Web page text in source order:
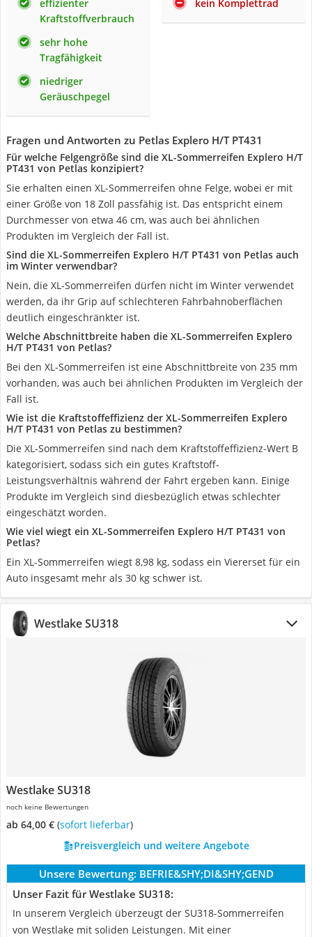
effizienter
Kraftstoffverbrauch
sehr hohe
Tragfähigkeit
niedriger
Geräuschpegel
kein Komplettrad
Fragen und Antworten zu Petlas Explero H/T PT431
Für welche Felgengröße sind die XL-Sommerreifen Explero H/T
PT431 von Petlas konzipiert?
Sie erhalten einen XL-Sommerreifen ohne Felge, wobei er mit
einer Größe von 18 Zoll passfähig ist. Das entspricht einem
Durchmesser von etwa 46 cm, was auch bei ähnlichen
Produkten im Vergleich der Fall ist.
Sind die XL-Sommerreifen Explero H/T PT431 von Petlas auch
im Winter verwendbar?
Nein, die XL-Sommerreifen dürfen nicht im Winter verwendet
werden, da ihr Grip auf schlechteren Fahrbahnoberflächen
deutlich eingeschränkter ist.
Welche Abschnittbreite haben die XL-Sommerreifen Explero
H/T PT431 von Petlas?
Bei den XL-Sommerreifen ist eine Abschnittbreite von 235 mm
vorhanden, was auch bei ähnlichen Produkten im Vergleich der
Fall ist.
Wie ist die Kraftstoffeffizienz der XL-Sommerreifen Explero
H/T PT431 von Petlas zu bestimmen?
Die XL-Sommerreifen sind nach dem Kraftstoffeffizienz-Wert B
kategorisiert, sodass sich ein gutes Kraftstoff-
Leistungsverhältnis während der Fahrt ergeben kann. Einige
Produkte im Vergleich sind diesbezüglich etwas schlechter
eingeschätzt worden.
Wie viel wiegt ein XL-Sommerreifen Explero H/T PT431 von
Petlas?
Ein XL-Sommerreifen wiegt 8,98 kg, sodass ein Viererset für ein
Auto insgesamt mehr als 30 kg schwer ist.
Westlake SU318
Westlake SU318
noch keine Bewertungen
ab 64,00 € ( Sofort lieferbar)
Preisvergleich und weitere Angebote
Unsere Bewertung: BEFRIE&SHY;DI&SHY;GEND
Unser Fazit für Westlake SU318:
In unserem Vergleich überzeugt der SU318-Sommerreifen
von Westlake mit soliden Leistungen. Mit einer